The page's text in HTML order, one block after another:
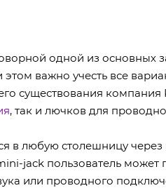
одной из основных
этом важно учесть все
существования
, так и лючков для
в любую столешницу
jack пользователь
или проводного